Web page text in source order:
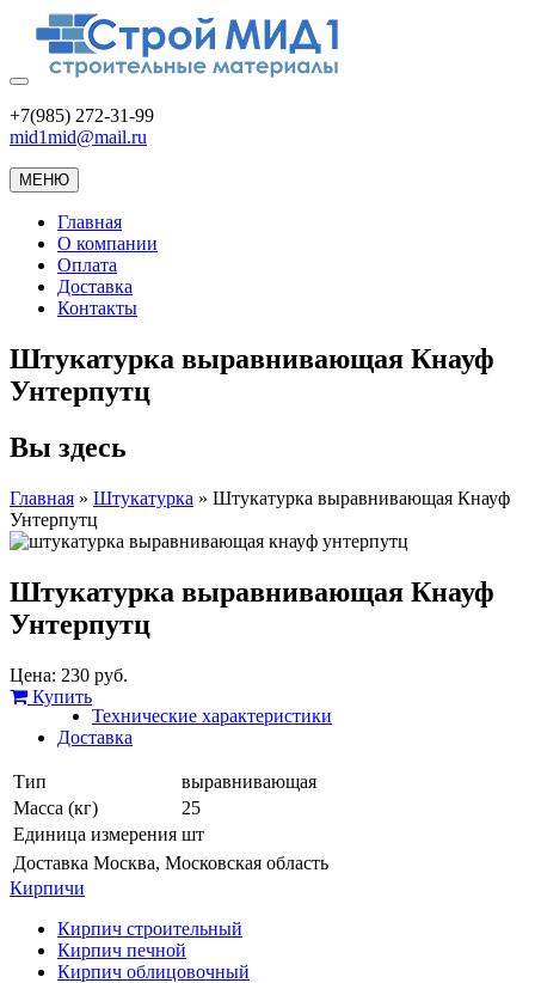
+7(985) 272-31-99
mid1mid@mail.ru
МЕНЮ
Главная
О компании
Оплата
Доставка
Контакты
Штукатурка выравнивающая Кнауф
Унтерпутц
Вы здесь
Главная » Штукатурка » Штукатурка выравнивающая Кнауф
Унтерпутц
Штукатурка выравнивающая Кнауф
Унтерпутц
Цена: 230 руб.
Купить
Технические характеристики
Доставка
Тип
выравнивающая
Масса (кг)
25
Единица измерения шт
Доставка Москва, Московская область
Кирпичи
Кирпич строительный
Кирпич печной
Кирпич облицовочный